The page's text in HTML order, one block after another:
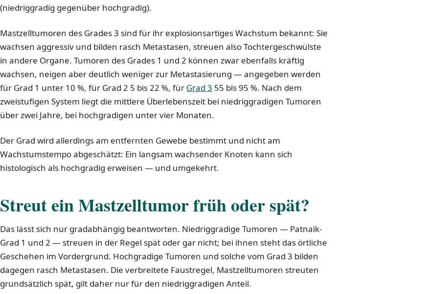
(niedriggradig gegenüber hochgradig).
Mastzelltumoren des Grades 3 sind für ihr explosionsartiges Wachstum bekannt: Sie
wachsen aggressiv und bilden rasch Metastasen, streuen also Tochtergeschwülste
in andere Organe. Tumoren des Grades 1 und 2 können zwar ebenfalls kräftig
wachsen, neigen aber deutlich weniger zur Metastasierung — angegeben werden
für Grad 1 unter 10 %, für Grad 2 5 bis 22 %, für Grad 3 55 bis 95 %. Nach dem
zweistufigen System liegt die mittlere Überlebenszeit bei niedriggradigen Tumoren
über zwei Jahre, bei hochgradigen unter vier Monaten.
Der Grad wird allerdings am entfernten Gewebe bestimmt und nicht am
Wachstumstempo abgeschätzt: Ein langsam wachsender Knoten kann sich
histologisch als hochgradig erweisen — und umgekehrt.
Streut ein Mastzelltumor früh oder spät?
Das lässt sich nur gradabhängig beantworten. Niedriggradige Tumoren — Patnaik-
Grad 1 und 2 — streuen in der Regel spät oder gar nicht; bei ihnen steht das örtliche
Geschehen im Vordergrund. Hochgradige Tumoren und solche vom Grad 3 bilden
dagegen rasch Metastasen. Die verbreitete Faustregel, Mastzelltumoren streuten
grundsätzlich spät, gilt daher nur für den niedriggradigen Anteil.